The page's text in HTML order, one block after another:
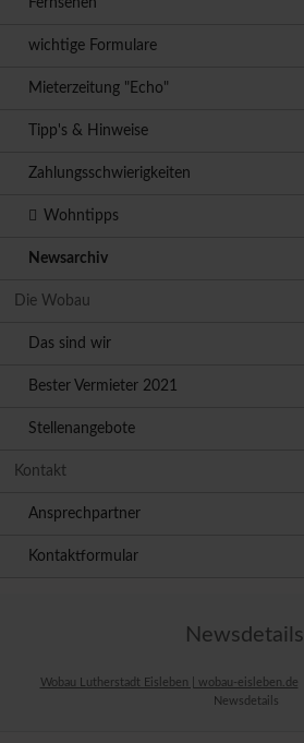
wichtige Formulare
Mieterzeitung "Echo"
Tipp's & Hinweise
Zahlungsschwierigkeiten
Wohntipps
Newsarchiv
Die Wobau
Das sind wir
Bester Vermieter 2021
Stellenangebote
Kontakt
Ansprechpartner
Kontaktformular
Newsdetails
Wobau Lutherstadt Eisleben | wobau-eisleben.de
Newsdetails